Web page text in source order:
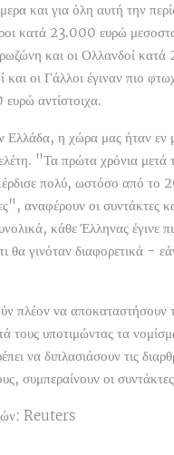
και για όλη αυτή την
κατά 23.000 ευρώ
και οι Ολλανδοί
και οι Γάλλοι έγιναν πιο
αντίστοιχα.
Ελλάδα, η χώρα μας ήταν εν
"Τα πρώτα χρόνια μετά
πολύ, ωστόσο από το
αναφέρουν οι συντάκτες
κάθε Έλληνας έγινε
θα γινόταν διαφορετικά -
πλέον να αποκαταστήσουν
τους υποτιμώντας τα
να διπλασιάσουν τις
συμπεραίνουν οι
Reuters